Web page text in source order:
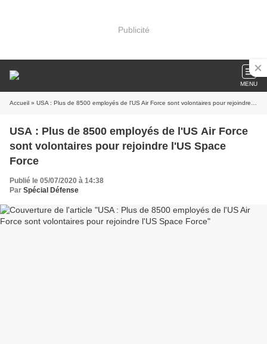
Publicité
MENU
Accueil » USA : Plus de 8500 employés de l'US Air Force sont volontaires pour rejoindre l'US Space Force
USA : Plus de 8500 employés de l'US Air Force
sont volontaires pour rejoindre l'US Space
Force
Publié le 05/07/2020 à 14:38
Par Spécial Défense